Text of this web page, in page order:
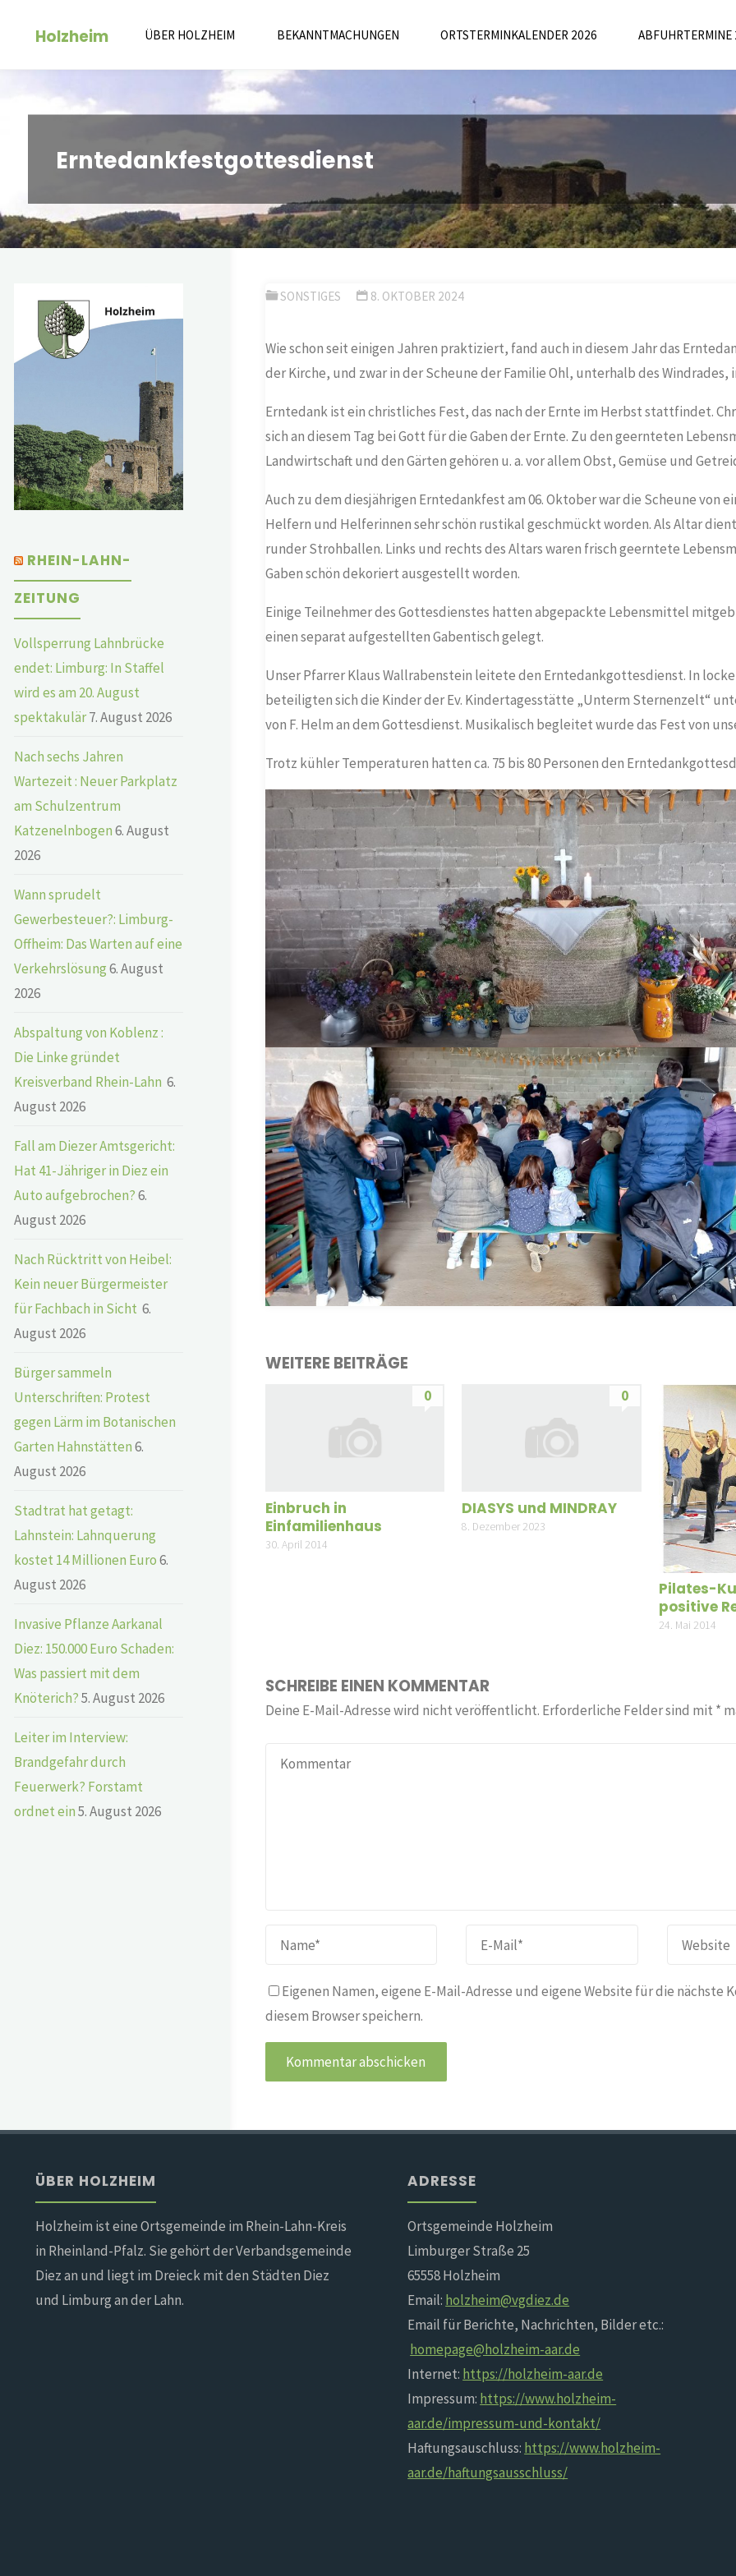
Holzheim ÜBER HOLZHEIM BEKANNTMACHUNGEN ORTSTERMINKALENDER 2026
Erntedankfestgottesdienst
SONSTIGES 8. OKTOBER 2024
Wie schon seit einigen Jahren praktiziert, fand auch in diesem Jahr das
der Kirche, und zwar in der Scheune der Familie Ohl, unterhalb des
Erntedank ist ein christliches Fest, das nach der Ernte im Herbst stattfindet.
sich an diesem Tag bei Gott für die Gaben der Ernte. Zu den geernteten
Landwirtschaft und den Gärten gehören u. a. vor allem Obst, Gemüse und
Auch zu dem diesjährigen Erntedankfest am 06. Oktober war die Scheune von
Helfern und Helferinnen sehr schön rustikal geschmückt worden. Als Altar
runder Strohballen. Links und rechts des Altars waren frisch geerntete
Gaben schön dekoriert ausgestellt worden.
Einige Teilnehmer des Gottesdienstes hatten abgepackte Lebensmittel
einen separat aufgestellten Gabentisch gelegt.
Unser Pfarrer Klaus Wallrabenstein leitete den Erntedankgottesdienst. In
beteiligten sich die Kinder der Ev. Kindertagesstätte „Unterm Sternenzelt“
von F. Helm an dem Gottesdienst. Musikalisch begleitet wurde das Fest von
Trotz kühler Temperaturen hatten ca. 75 bis 80 Personen den
WEITERE BEITRÄGE
0
Einbruch in
Einfamilienhaus
30. April 2014
0
DIASYS und MINDRAY
8. Dezember 2023
Pilates-
positive
24. Mai 2014
SCHREIBE EINEN KOMMENTAR
Deine E-Mail-Adresse wird nicht veröffentlicht. Erforderliche Felder sind mit *
Eigenen Namen, eigene E-Mail-Adresse und eigene Website für die nächste
diesem Browser speichern.
RHEIN-LAHN-
ZEITUNG
Vollsperrung Lahnbrücke
endet: Limburg: In Staffel
wird es am 20. August
spektakulär7. August 2026
Nach sechs Jahren
Wartezeit : Neuer Parkplatz
am Schulzentrum
Katzenelnbogen6. August
2026
Wann sprudelt
Gewerbesteuer?: Limburg-
Offheim: Das Warten auf eine
Verkehrslösung6. August
2026
Abspaltung von Koblenz :
Die Linke gründet
Kreisverband Rhein-Lahn 6.
August 2026
Fall am Diezer Amtsgericht:
Hat 41-Jähriger in Diez ein
Auto aufgebrochen?6.
August 2026
Nach Rücktritt von Heibel:
Kein neuer Bürgermeister
für Fachbach in Sicht 6.
August 2026
Bürger sammeln
Unterschriften: Protest
gegen Lärm im Botanischen
Garten Hahnstätten6.
August 2026
Stadtrat hat getagt:
Lahnstein: Lahnquerung
kostet 14 Millionen Euro6.
August 2026
Invasive Pflanze Aarkanal
Diez: 150.000 Euro Schaden:
Was passiert mit dem
Knöterich?5. August 2026
Leiter im Interview:
Brandgefahr durch
Feuerwerk? Forstamt
ordnet ein5. August 2026
ÜBER HOLZHEIM
Holzheim ist eine Ortsgemeinde im Rhein-Lahn-Kreis
in Rheinland-Pfalz. Sie gehört der Verbandsgemeinde
Diez an und liegt im Dreieck mit den Städten Diez
und Limburg an der Lahn.
ADRESSE
Ortsgemeinde Holzheim
Limburger Straße 25
65558 Holzheim
Email: holzheim@vgdiez.de
Email für Berichte, Nachrichten, Bilder etc.:
homepage@holzheim-aar.de
Internet: https://holzheim-aar.de
Impressum: https://www.holzheim-
aar.de/impressum-und-kontakt/
Haftungsauschluss: https://www.holzheim-
aar.de/haftungsausschluss/